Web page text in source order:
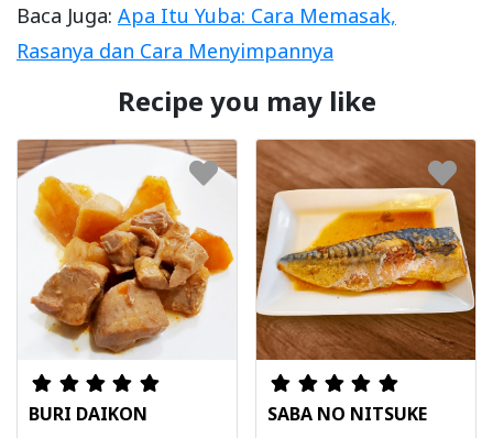
Baca Juga: Apa Itu Yuba: Cara Memasak,
Rasanya dan Cara Menyimpannya
Recipe you may like
BURI DAIKON
SABA NO NITSUKE